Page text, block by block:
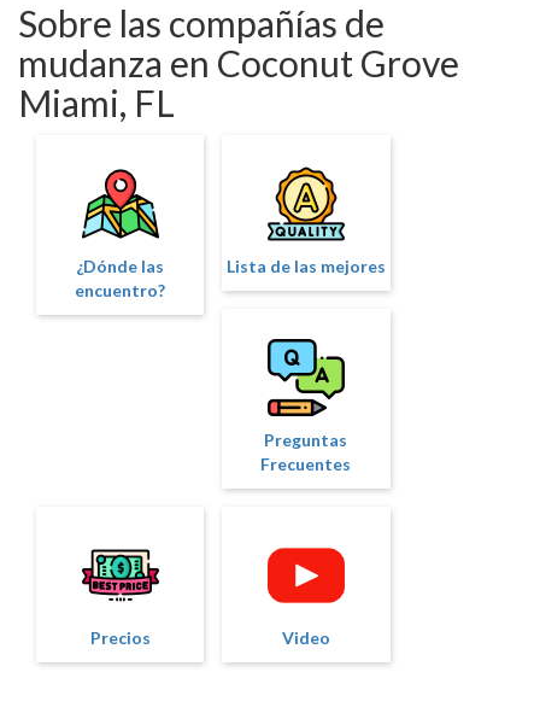
Sobre las compañías de
mudanza en Coconut Grove
Miami, FL
¿Dónde las
encuentro?
Lista de las mejores
Preguntas
Frecuentes
Precios Video